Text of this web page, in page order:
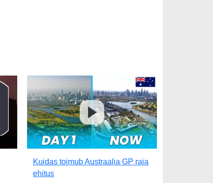
Kuidas toimub Austraalia GP raja
ehitus